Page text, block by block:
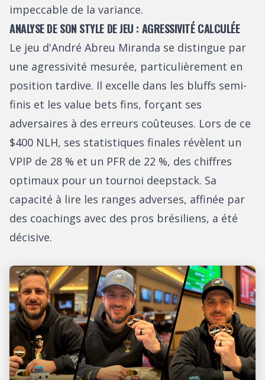
impeccable de la variance.
ANALYSE DE SON STYLE DE JEU : AGRESSIVITÉ CALCULÉE
Le jeu d'André Abreu Miranda se distingue par
une agressivité mesurée, particulièrement en
position tardive. Il excelle dans les bluffs semi-
finis et les value bets fins, forçant ses
adversaires à des erreurs coûteuses. Lors de ce
$400 NLH, ses statistiques finales révèlent un
VPIP de 28 % et un PFR de 22 %, des chiffres
optimaux pour un tournoi deepstack. Sa
capacité à lire les ranges adverses, affinée par
des coachings avec des pros brésiliens, a été
décisive.